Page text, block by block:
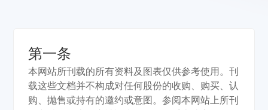
联系我们
第一条
本网站所刊载的所有资料及图表仅供参考使用。刊
载这些文档并不构成对任何股份的收购、购买、认
购、抛售或持有的邀约或意图。参阅本网站上所刊